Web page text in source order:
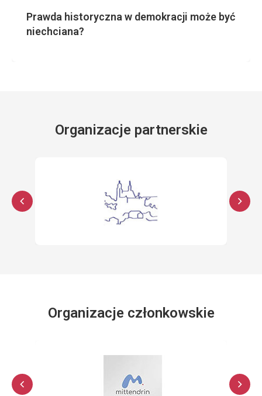
Prawda historyczna w demokracji może być
niechciana?
Organizacje partnerskie
Organizacje członkowskie